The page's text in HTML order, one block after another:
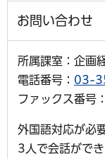
お問い合わせ
所属課室：企画
電話番号： 03-
ファックス番
外国語対応が必
3人で会話ができ